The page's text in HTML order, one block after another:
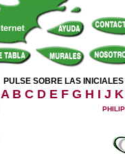
PULSE SOBRE LAS
A B C D E F G H I J K
PHILIP